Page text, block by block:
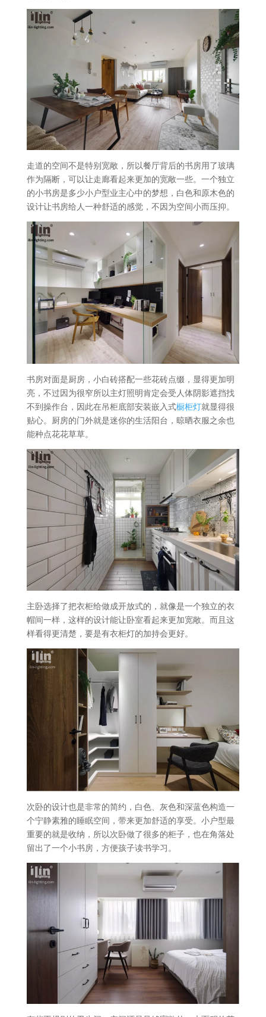
走道的空间不是特别宽敞，所以餐厅背后的书房用了玻璃
作为隔断，可以让走廊看起来更加的宽敞一些。一个独立
的小书房是多少小户型业主心中的梦想，白色和原木色的
设计让书房给人一种舒适的感觉，不因为空间小而压抑。
书房对面是厨房，小白砖搭配一些花砖点缀，显得更加明
亮，不过因为很窄所以主灯照明肯定会受人体阴影遮挡找
不到操作台，因此在吊柜底部安装嵌入式橱柜灯就显得很
贴心。厨房的门外就是迷你的生活阳台，晾晒衣服之余也
能种点花花草草。
主卧选择了把衣柜给做成开放式的，就像是一个独立的衣
帽间一样，这样的设计能让卧室看起来更加宽敞。而且这
样看得更清楚，要是有衣柜灯的加持会更好。
次卧的设计也是非常的简约，白色、灰色和深蓝色构造一
个宁静素雅的睡眠空间，带来更加舒适的享受。小户型最
重要的就是收纳，所以次卧做了很多的柜子，也在角落处
留出了一个小书房，方便孩子读书学习。